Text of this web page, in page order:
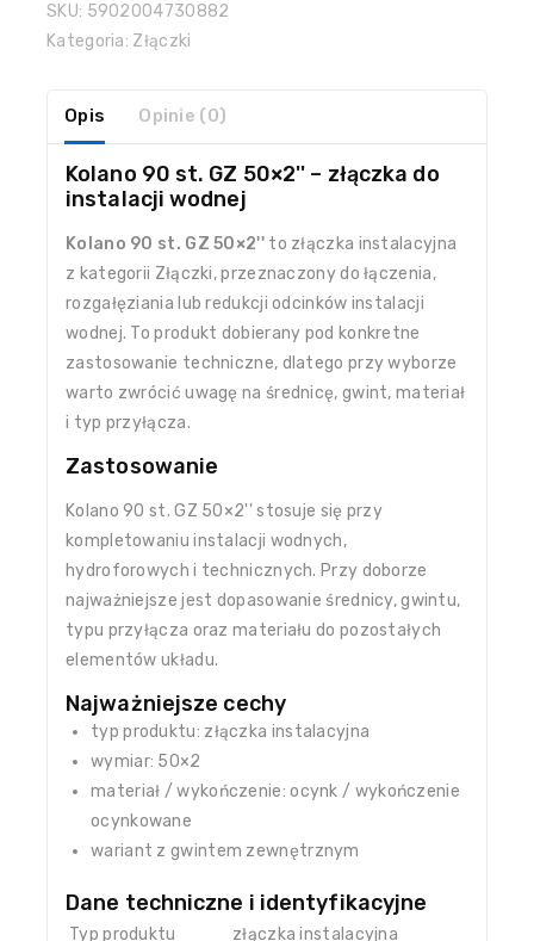
SKU: 5902004730882
Kategoria: Złączki
Opis Opinie (0)
Kolano 90 st. GZ 50×2'' – złączka do
instalacji wodnej
Kolano 90 st. GZ 50×2''to złączka instalacyjna
z kategorii Złączki, przeznaczony do łączenia,
rozgałęziania lub redukcji odcinków instalacji
wodnej. To produkt dobierany pod konkretne
zastosowanie techniczne, dlatego przy wyborze
warto zwrócić uwagę na średnicę, gwint, materiał
i typ przyłącza.
Zastosowanie
Kolano 90 st. GZ 50×2'' stosuje się przy
kompletowaniu instalacji wodnych,
hydroforowych i technicznych. Przy doborze
najważniejsze jest dopasowanie średnicy, gwintu,
typu przyłącza oraz materiału do pozostałych
elementów układu.
Najważniejsze cechy
typ produktu: złączka instalacyjna
wymiar: 50×2
materiał / wykończenie: ocynk / wykończenie
ocynkowane
wariant z gwintem zewnętrznym
Dane techniczne i identyfikacyjne
Typ produktu złączka instalacyjna